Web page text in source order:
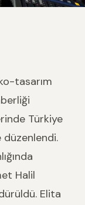
tasarım
Türkiye
düzenlendi.
Halil
Elita